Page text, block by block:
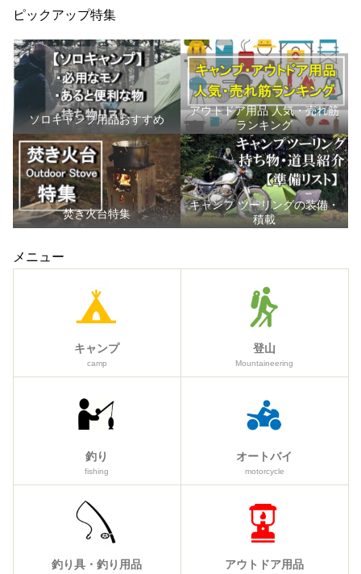
ピックアップ特集
ソロキャンプ用品おすすめ
アウトドア用品 人気・売れ筋
ランキング
焚き火台特集
キャンプ ツーリングの装備・
積載
メニュー
キャンプ
camp
登山
Mountaineering
釣り
fishing
オートバイ
motorcycle
釣り具・釣り用品 アウトドア用品